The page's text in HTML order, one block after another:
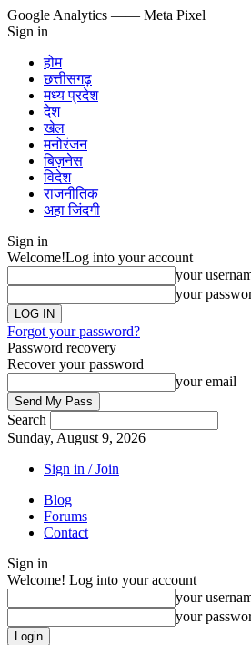
Google Analytics —— Meta Pixel
Sign in
होम
छत्तीसगढ़
मध्य प्रदेश
देश
खेल
मनोरंजन
बिज़नेस
विदेश
राजनीतिक
अहा जिंदगी
Sign in
Welcome!Log into your account
your
your
Forgot your password?
Password recovery
Recover your password
your email
Search
Sunday, August 9, 2026
Sign in / Join
Blog
Forums
Contact
Sign in
Welcome! Log into your account
your
your